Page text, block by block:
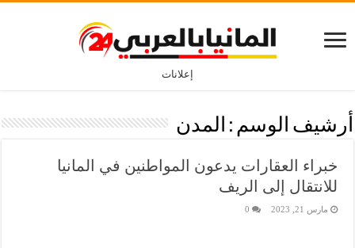
إعلانات
أرشيف الوسم : المدن
خبراء العقارات يدعون المواطنين في المانيا
للانتقال إلى الريف
مارس 21, 2023 0